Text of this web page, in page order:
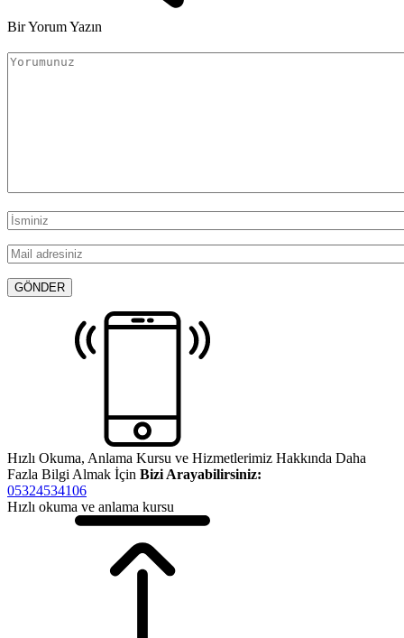
Bir Yorum Yazın
Hızlı Okuma, Anlama Kursu ve Hizmetlerimiz Hakkında Daha
Fazla Bilgi Almak İçin Bizi Arayabilirsiniz:
05324534106
Hızlı okuma ve anlama kursu